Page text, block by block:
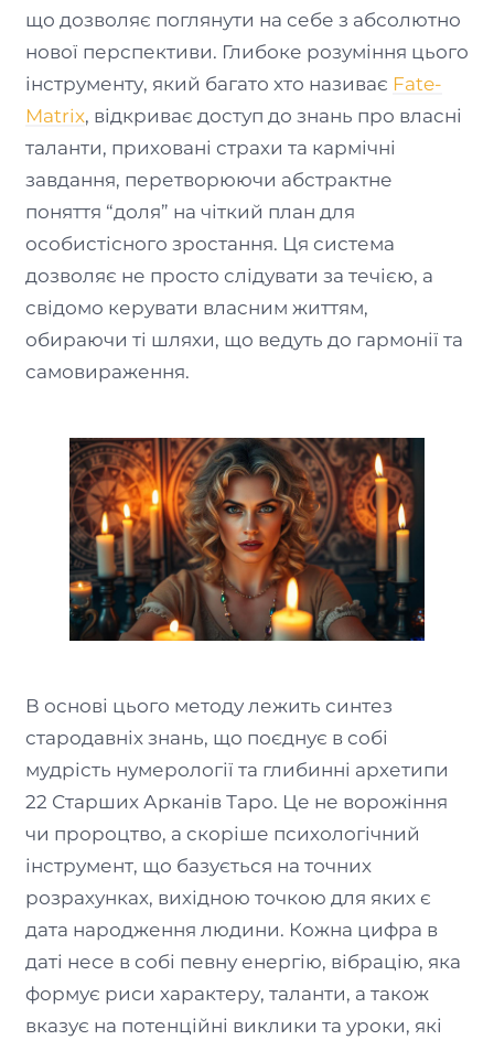
що дозволяє поглянути на себе з абсолютно
нової перспективи. Глибоке розуміння цього
інструменту, який багато хто називає Fate-
Matrix, відкриває доступ до знань про власні
таланти, приховані страхи та кармічні
завдання, перетворюючи абстрактне
поняття “доля” на чіткий план для
особистісного зростання. Ця система
дозволяє не просто слідувати за течією, а
свідомо керувати власним життям,
обираючи ті шляхи, що ведуть до гармонії та
самовираження.
В основі цього методу лежить синтез
стародавніх знань, що поєднує в собі
мудрість нумерології та глибинні архетипи
22 Старших Арканів Таро. Це не ворожіння
чи пророцтво, а скоріше психологічний
інструмент, що базується на точних
розрахунках, вихідною точкою для яких є
дата народження людини. Кожна цифра в
даті несе в собі певну енергію, вібрацію, яка
формує риси характеру, таланти, а також
вказує на потенційні виклики та уроки, які